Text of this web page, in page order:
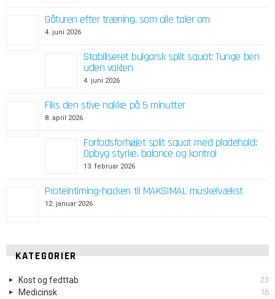
Gåturen efter træning, som alle taler om
4. juni 2026
Stabiliseret bulgarsk split squat: Tunge ben
uden vaklen
4. juni 2026
Fiks den stive nakke på 5 minutter
8. april 2026
Forfodsforhøjet split squat med pladehold:
Opbyg styrke, balance og kontrol
13. februar 2026
Proteintiming-hacken til MAKSIMAL muskelvækst
12. januar 2026
KATEGORIER
Kost og fedttab 23
Medicinsk 16